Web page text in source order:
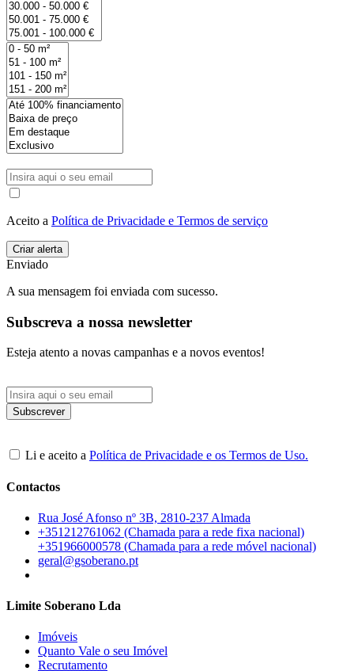
Aceito a Política de Privacidade e Termos de serviço
Enviado
A sua mensagem foi enviada com sucesso.
Subscreva a nossa newsletter
Esteja atento a novas campanhas e a novos eventos!
Li e aceito a Política de Privacidade e os Termos de Uso.
Contactos
Rua José Afonso nº 3B, 2810-237 Almada
+351212761062 (Chamada para a rede fixa nacional)
+351966000578 (Chamada para a rede móvel nacional)
geral@gsoberano.pt
Limite Soberano Lda
Imóveis
Quanto Vale o seu Imóvel
Recrutamento